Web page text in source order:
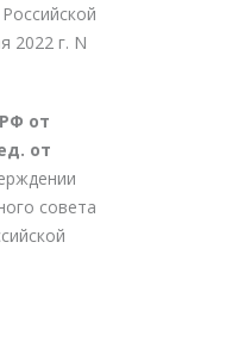
2022 г. N
от
от
совета